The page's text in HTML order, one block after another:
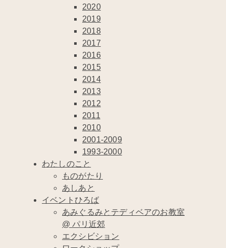
2020
2019
2018
2017
2016
2015
2014
2013
2012
2011
2010
2001-2009
1993-2000
わたしのこと
ものがたり
あしあと
イベントひろば
あみぐるみとテディベアのお教室
@ パリ近郊
エクシビション